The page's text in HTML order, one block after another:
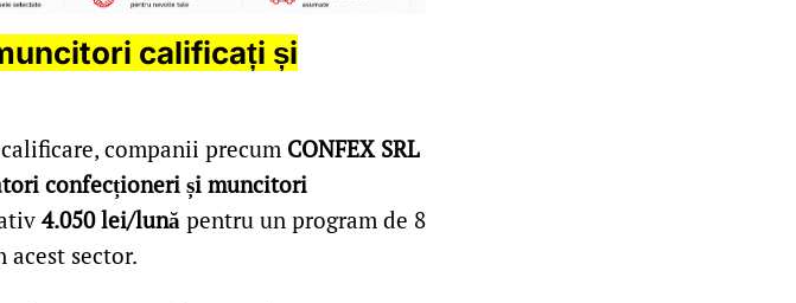
calificați și
companii precum CONFEX SRL
confecționeri și muncitori
4.050 lei/lună pentru un program de 8
acest sector.